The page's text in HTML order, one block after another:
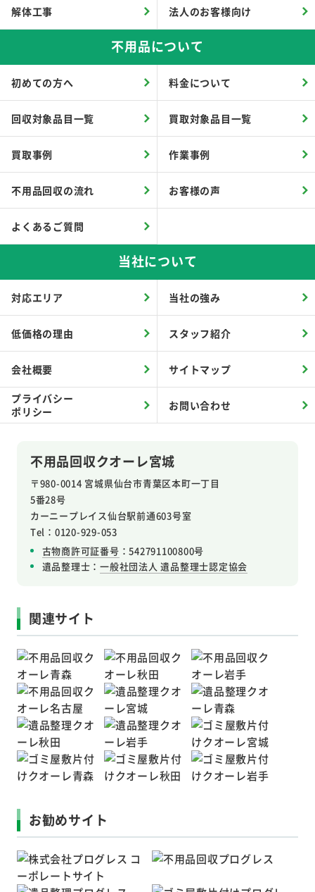
不用品回収クオーレ宮城
〒980-0014 宮城県仙台市青葉区本町一丁目
5番28号
カーニープレイス仙台駅前通603号室
Tel：0120-929-053
古物商許可証番号 ：542791100800号
遺品整理士： 一般社団法人 遺品整理士認定協会
解体工事 法人のお客様向け
不用品について
初めての方へ 料金について
回収対象品目一覧 買取対象品目一覧
買取事例 作業事例
不用品回収の流れ お客様の声
よくあるご質問
当社について
対応エリア 当社の強み
低価格の理由 スタッフ紹介
会社概要 サイトマップ
プライバシー
ポリシー
お問い合わせ
関連サイト
お勧めサイト